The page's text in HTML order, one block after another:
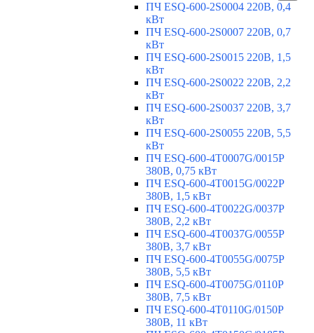
ПЧ ESQ-600-2S0004 220В, 0,4
кВт
ПЧ ESQ-600-2S0007 220В, 0,7
кВт
ПЧ ESQ-600-2S0015 220В, 1,5
кВт
ПЧ ESQ-600-2S0022 220В, 2,2
кВт
ПЧ ESQ-600-2S0037 220В, 3,7
кВт
ПЧ ESQ-600-2S0055 220В, 5,5
кВт
ПЧ ESQ-600-4T0007G/0015P
380В, 0,75 кВт
ПЧ ESQ-600-4T0015G/0022P
380В, 1,5 кВт
ПЧ ESQ-600-4T0022G/0037P
380В, 2,2 кВт
ПЧ ESQ-600-4T0037G/0055P
380В, 3,7 кВт
ПЧ ESQ-600-4T0055G/0075P
380В, 5,5 кВт
ПЧ ESQ-600-4T0075G/0110P
380В, 7,5 кВт
ПЧ ESQ-600-4T0110G/0150P
380В, 11 кВт